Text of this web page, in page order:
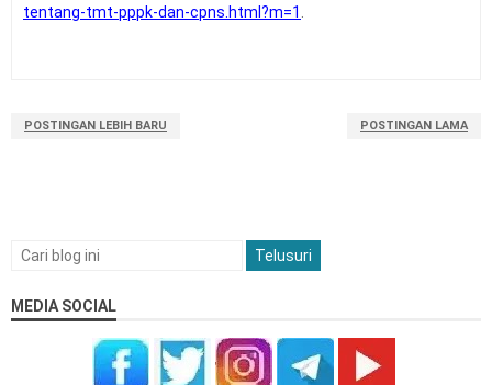
tentang-tmt-pppk-dan-cpns.html?m=1 .
POSTINGAN LEBIH BARU POSTINGAN LAMA
MEDIA SOCIAL